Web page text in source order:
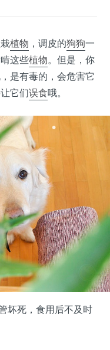
植物 ，调皮的狗狗一
这些植物。但是，你
是有毒的，会危害它
它们误食哦。
坏死，食用后不及时
•
•